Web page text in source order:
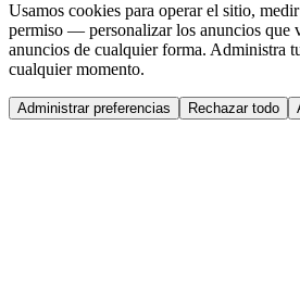
Usamos cookies para operar el sitio,
permiso — personalizar los anuncios que
anuncios de cualquier forma. Administra
cualquier momento.
Administrar preferencias Rechazar todo